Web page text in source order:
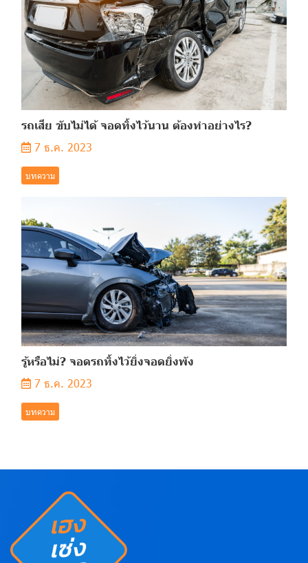
รถเสีย ขับไม่ได้ จอดทิ้งไว้นาน ต้องทำอย่างไร?
7 ธ.ค. 2023
บทความ
รู้หรือไม่? จอดรถทิ้งไว้ยิ่งจอดยิ่งพัง
7 ธ.ค. 2023
บทความ